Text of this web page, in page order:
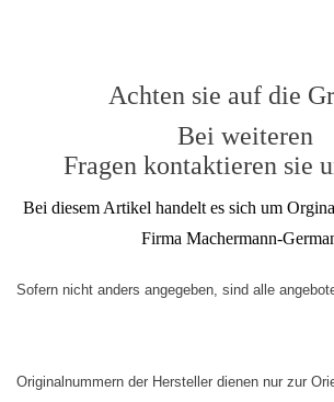
Achten sie auf die
Bei weiteren
Fragen kontaktieren sie
Bei diesem Artikel handelt es sich um
Firma Machermann-
Sofern nicht anders angegeben, sind alle
Originalnummern der Hersteller dienen nur zur